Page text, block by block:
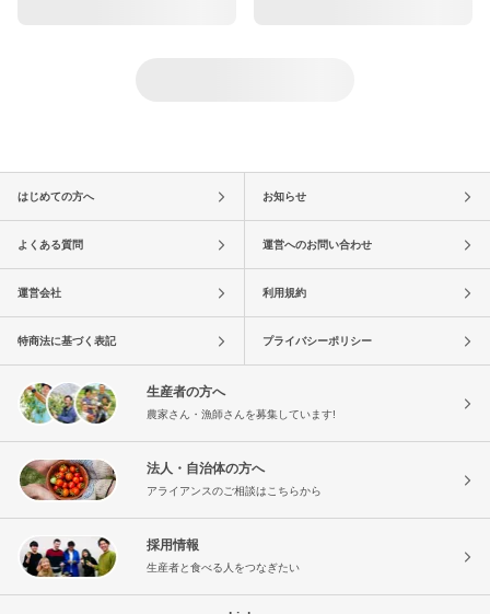
はじめての方へ お知らせ
よくある質問 運営へのお問い合わせ
運営会社 利用規約
特商法に基づく表記 プライバシーポリシー
生産者の方へ
農家さん・漁師さんを募集しています!
法人・自治体の方へ
アライアンスのご相談はこちらから
採用情報
生産者と食べる人をつなぎたい